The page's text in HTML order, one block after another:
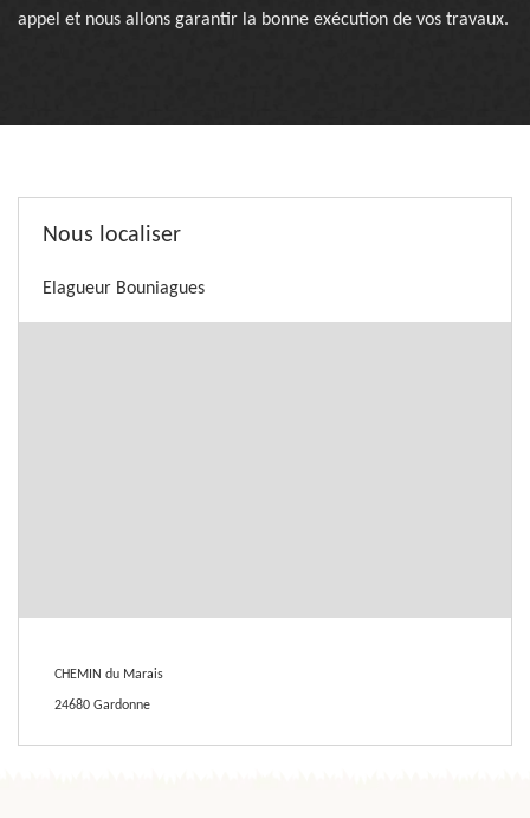
appel et nous allons garantir la bonne exécution de vos travaux.
Nous localiser
Elagueur Bouniagues
CHEMIN du Marais
24680 Gardonne